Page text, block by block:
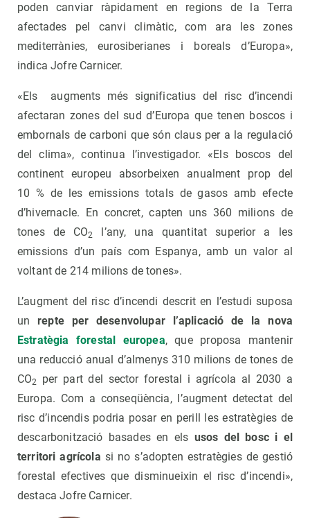
poden canviar ràpidament en regions de la Terra
afectades pel canvi climàtic, com ara les zones
mediterrànies, eurosiberianes i boreals d’Europa»,
indica Jofre Carnicer.
«Els augments més significatius del risc d’incendi
afectaran zones del sud d’Europa que tenen boscos i
embornals de carboni que són claus per a la regulació
del clima», continua l’investigador. «Els boscos del
continent europeu absorbeixen anualment prop del
10 % de les emissions totals de gasos amb efecte
d’hivernacle. En concret, capten uns 360 milions de
tones de CO2
l’any, una quantitat superior a les
emissions d’un país com Espanya, amb un valor al
voltant de 214 milions de tones».
L’augment del risc d’incendi descrit en l’estudi suposa
unrepte per desenvolupar l’aplicació de la nova
Estratègia forestal europea, que proposa mantenir
una reducció anual d’almenys 310 milions de tones de
CO2
per part del sector forestal i agrícola al 2030 a
Europa. Com a conseqüència, l’augment detectat del
risc d’incendis podria posar en perill les estratègies de
descarbonització basades en els usos del bosc i el
territori agrícola si no s’adopten estratègies de gestió
forestal efectives que disminueixin el risc d’incendi»,
destaca Jofre Carnicer.